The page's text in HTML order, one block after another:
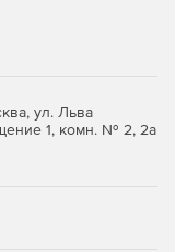
ул. Льва
1, комн. № 2, 2а